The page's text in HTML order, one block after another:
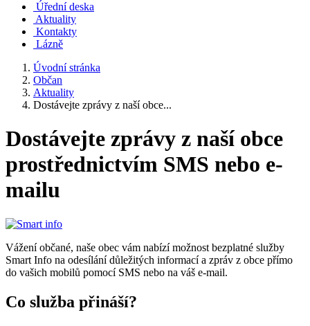
Úřední deska
Aktuality
Kontakty
Lázně
Úvodní stránka
Občan
Aktuality
Dostávejte zprávy z naší obce...
Dostávejte zprávy z naší obce
prostřednictvím SMS nebo e-
mailu
Vážení občané, naše obec vám nabízí možnost bezplatné služby
Smart Info na odesílání důležitých informací a zpráv z obce přímo
do vašich mobilů pomocí SMS nebo na váš e-mail.
Co služba přináší?